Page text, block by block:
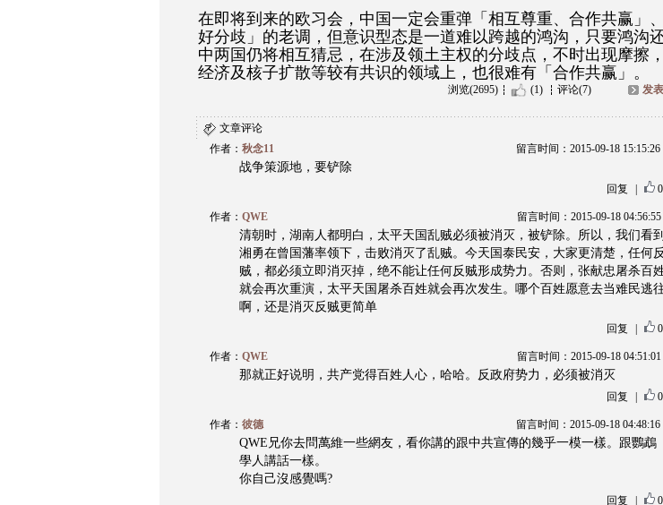
在即将到来的欧习会，中国一定会重弹「相互尊重、合作共赢」
好分歧」的老调，但意识型态是一道难以跨越的鸿沟，只要鸿沟
中两国仍将相互猜忌，在涉及领土主权的分歧点，不时出现摩擦
经济及核子扩散等较有共识的领域上，也很难有「合作共赢」。
浏览(2695) (1) 评论(7) 发
文章评论
作者： 秋念11 留言时间：2015-09-18 15:15:26
战争策源地，要铲除
回复 0
作者： QWE 留言时间：2015-09-18 04:56:55
清朝时，湖南人都明白，太平天国乱贼必须被消灭，被铲除。所以，我们看到
湘勇在曾国藩率领下，击败消灭了乱贼。今天国泰民安，大家更清楚，任何反
贼，都必须立即消灭掉，绝不能让任何反贼形成势力。否则，张献忠屠杀百
就会再次重演，太平天国屠杀百姓就会再次发生。哪个百姓愿意去当难民逃
啊，还是消灭反贼更简单
回复 0
作者： QWE 留言时间：2015-09-18 04:51:01
那就正好说明，共产党得百姓人心，哈哈。反政府势力，必须被消灭
回复 0
作者： 彼德 留言时间：2015-09-18 04:48:16
QWE兄你去問萬維一些網友，看你講的跟中共宣傳的幾乎一模一樣。跟鸚鵡
學人講話一樣。
你自己沒感覺嗎?
回复 0